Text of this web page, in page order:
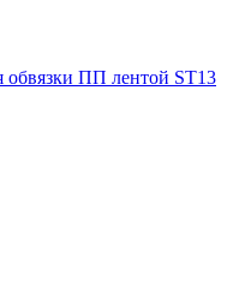
ПП лентой ST13